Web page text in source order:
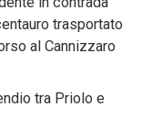
trasportato
al Cannizzaro
tra Priolo e